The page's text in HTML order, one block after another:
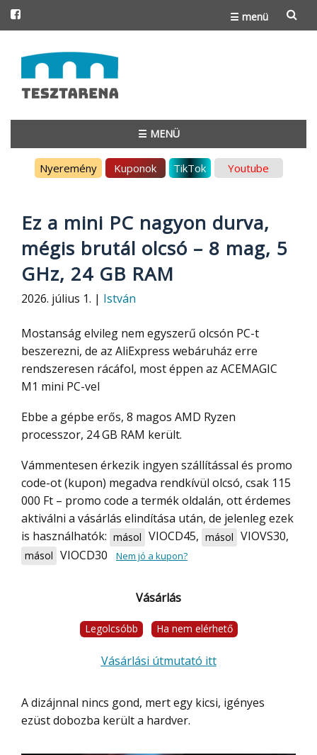
☰ menü
to
content
☰ MENÜ
Nyeremény Kuponok TikTok Youtube
Ez a mini PC nagyon durva,
mégis brutál olcsó – 8 mag, 5
GHz, 24 GB RAM
2026. július 1. | István
Mostanság elvileg nem egyszerű olcsón PC-t
beszerezni, de az AliExpress webáruház erre
rendszeresen rácáfol, most éppen az ACEMAGIC
M1 mini PC-vel
Ebbe a gépbe erős, 8 magos AMD Ryzen
processzor, 24 GB RAM került.
Vámmentesen érkezik ingyen szállítással és promo
code-ot (kupon) megadva rendkívül olcsó, csak 115
000 Ft – promo code a termék oldalán, ott érdemes
aktiválni a vásárlás elindítása után, de jelenleg ezek
is használhatók: másol VIOCD45, másol VIOVS30,
másol VIOCD30 Nem jó a kupon?
Vásárlás
Legolcsóbb Ha nem elérhető
Vásárlási útmutató itt
A dizájnnal nincs gond, mert egy kicsi, igényes
ezüst dobozba került a hardver.